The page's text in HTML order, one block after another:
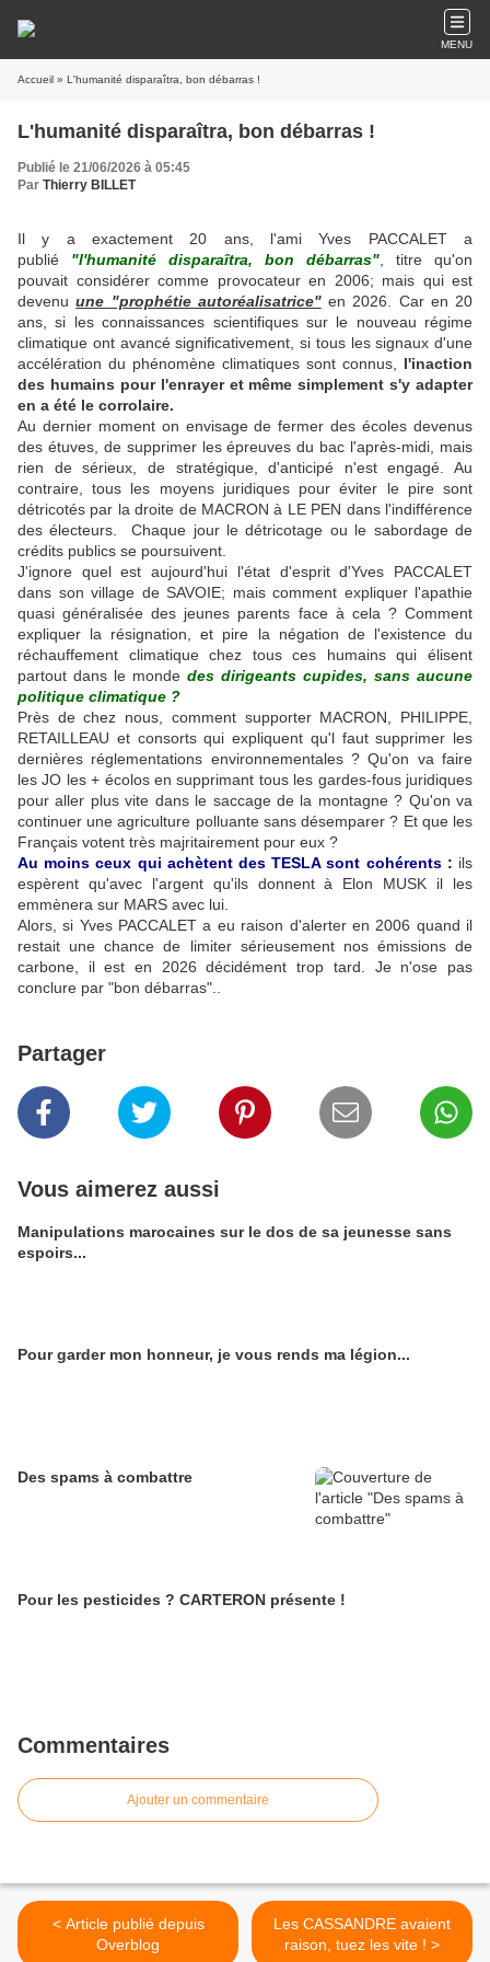
MENU
Accueil » L'humanité disparaîtra, bon débarras !
L'humanité disparaîtra, bon débarras !
Publié le 21/06/2026 à 05:45
Par Thierry BILLET
Il y a exactement 20 ans, l'ami Yves PACCALET a
publié "l'humanité disparaîtra, bon débarras" , titre qu'on
pouvait considérer comme provocateur en 2006; mais qui est
devenuune "prophétie autoréalisatrice"en 2026. Car en 20
ans, si les connaissances scientifiques sur le nouveau régime
climatique ont avancé significativement, si tous les signaux d'une
accélération du phénomène climatiques sont connus,
l'inaction
des humains pour l'enrayer et même simplement s'y adapter
en a été le corrolaire.
Au dernier moment on envisage de fermer des écoles devenus
des étuves, de supprimer les épreuves du bac l'après-midi, mais
rien de sérieux, de stratégique, d'anticipé n'est engagé. Au
contraire, tous les moyens juridiques pour éviter le pire sont
détricotés par la droite de MACRON à LE PEN dans l'indifférence
des électeurs. Chaque jour le détricotage ou le sabordage de
crédits publics se poursuivent.
J'ignore quel est aujourd'hui l'état d'esprit d'Yves PACCALET
dans son village de SAVOIE; mais comment expliquer l'apathie
quasi généralisée des jeunes parents face à cela ? Comment
expliquer la résignation, et pire la négation de l'existence du
réchauffement climatique chez tous ces humains qui élisent
partout dans le monde des dirigeants cupides, sans aucune
politique climatique ?
Près de chez nous, comment supporter MACRON, PHILIPPE,
RETAILLEAU et consorts qui expliquent qu'l faut supprimer les
dernières réglementations environnementales ? Qu'on va faire
les JO les + écolos en supprimant tous les gardes-fous juridiques
pour aller plus vite dans le saccage de la montagne ? Qu'on va
continuer une agriculture polluante sans désemparer ? Et que les
Français votent très majritairement pour eux ?
Au moins ceux qui achètent des TESLA sont cohérents : ils
espèrent qu'avec l'argent qu'ils donnent à Elon MUSK il les
emmènera sur MARS avec lui.
Alors, si Yves PACCALET a eu raison d'alerter en 2006 quand il
restait une chance de limiter sérieusement nos émissions de
carbone, il est en 2026 décidément trop tard. Je n'ose pas
conclure par "bon débarras"..
Partager
Vous aimerez aussi
Manipulations marocaines sur le dos de sa jeunesse sans
espoirs...
Pour garder mon honneur, je vous rends ma légion...
Des spams à combattre
Pour les pesticides ? CARTERON présente !
Commentaires
Ajouter un commentaire
< Article publié depuis
Overblog
Les CASSANDRE avaient
raison, tuez les vite ! >